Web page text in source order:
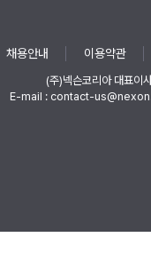
채용안내 이용약관
(주)넥슨코리아 대표이
E-mail : contact-